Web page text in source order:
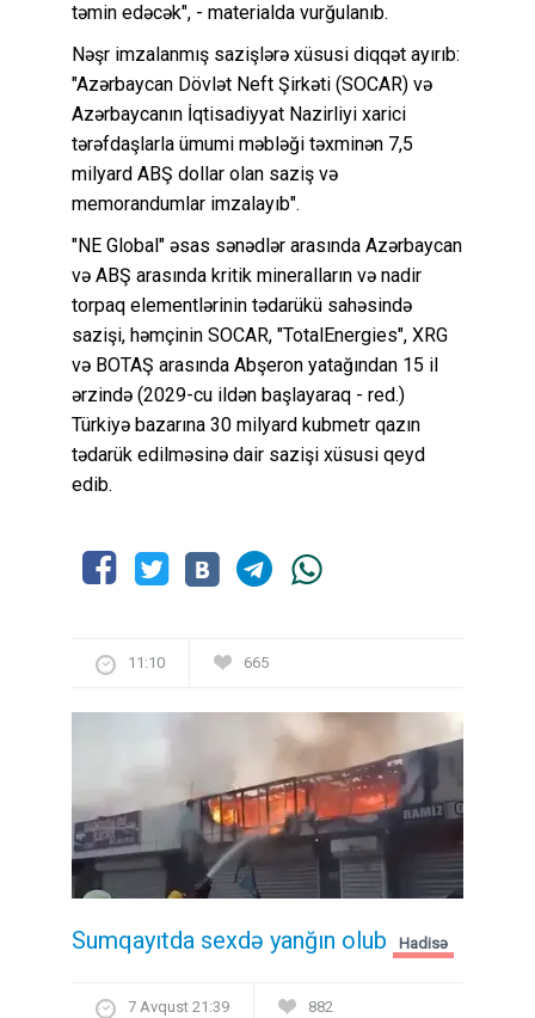
təmin edəcək", - materialda vurğulanıb.
Nəşr imzalanmış sazişlərə xüsusi diqqət ayırıb:
"Azərbaycan Dövlət Neft Şirkəti (SOCAR) və
Azərbaycanın İqtisadiyyat Nazirliyi xarici
tərəfdaşlarla ümumi məbləği təxminən 7,5
milyard ABŞ dollar olan saziş və
memorandumlar imzalayıb".
"NE Global" əsas sənədlər arasında Azərbaycan
və ABŞ arasında kritik mineralların və nadir
torpaq elementlərinin tədarükü sahəsində
sazişi, həmçinin SOCAR, "TotalEnergies", XRG
və BOTAŞ arasında Abşeron yatağından 15 il
ərzində (2029-cu ildən başlayaraq - red.)
Türkiyə bazarına 30 milyard kubmetr qazın
tədarük edilməsinə dair sazişi xüsusi qeyd
edib.
11:10 665
Sumqayıtda sexdə yanğın olub Hadisə
7 Avqust 21:39 882